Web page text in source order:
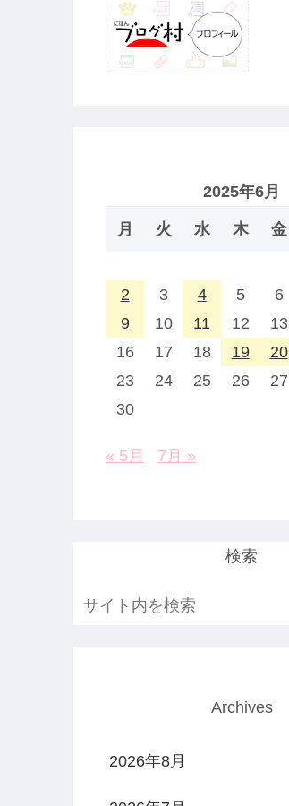
2025年6月
月 火 水 木 金
2
3 4 5 6
9
10 11 12 13
16
17 18 19 20
23
24 25 26 27
30
« 5月 7月 »
検索
Archives
2026年8月